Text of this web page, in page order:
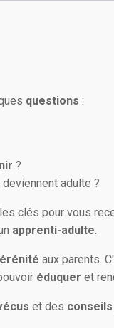
questions :
?
deviennent adulte ?
clés pour vous
apprenti-adulte.
aux parents.
éduquer et
et des